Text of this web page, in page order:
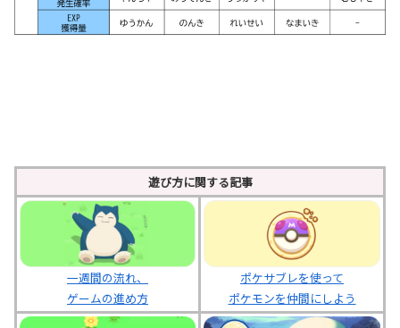
遊び方に関する記事
一週間の流れ、
ゲームの進め方
ポケサブレを使って
ポケモンを仲間にしよう